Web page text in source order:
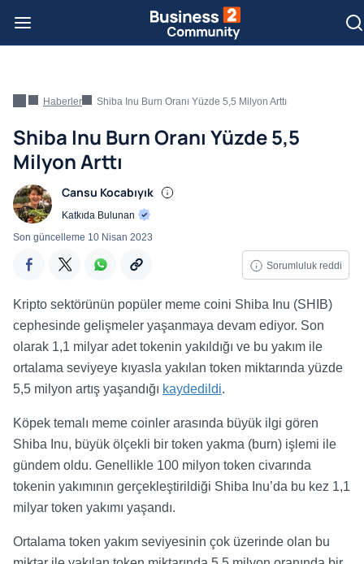
Haberler Shiba Inu Burn Oranı Yüzde 5,5 Milyon Arttı
Shiba Inu Burn Oranı Yüzde 5,5
Milyon Arttı
Cansu Kocabıyık
Katkıda Bulunan
Sorumluluk reddi
Son güncelleme 10 Nisan 2023
Kripto sektörünün popüler meme coini Shiba Inu (SHIB)
cephesinde gelişmeler yaşanmaya devam ediyor. Son
olarak 1,1 milyar adet tokenin yakıldığı ve bu yakım ile
ortalama seviyeye kıyasla yakılan token miktarında yüzde
5,5 milyon artış yaşandığı kaydedildi.
Köpek temalı meme coinler arasında büyük ilgi gören
Shiba Inu, büyük ölçekli bir token yakma (burn) işlemi ile
gündem oldu. Genellikle 100 milyon token civarında
tokenin yakımının gerçekleştirildiği Shiba Inu’da bu kez 1,1
milyar token yakımı yaşandı.
Ortalama token yakım seviyesinin çok üzerinde olan bu